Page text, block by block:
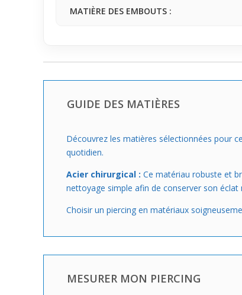
MATIÈRE DES EMBOUTS :
GUIDE DES MATIÈRES
Découvrez les matières sélectionnées pour
quotidien.
Acier chirurgical : Ce matériau robuste et
nettoyage simple afin de conserver son
Choisir un piercing en matériaux
MESURER MON PIERCING